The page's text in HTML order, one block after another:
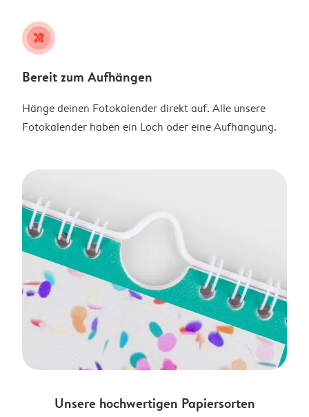
tools
Bereit zum Aufhängen
Hänge deinen Fotokalender direkt auf. Alle unsere
Fotokalender haben ein Loch oder eine Aufhängung.
Unsere hochwertigen Papiersorten